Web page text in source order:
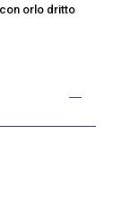
orlo dritto